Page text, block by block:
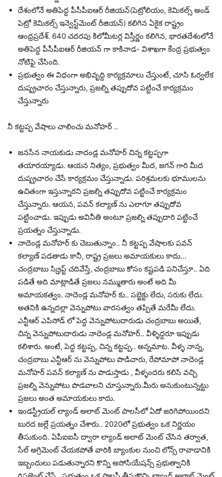
దేశంలోనే అతిపెద్ద పీసీపీఐఆర్ రీజియన్(పెట్రోలియం, కెమికల్స్ అండ్
పెట్రో కెమికల్స్ ఇన్వెస్ట్‌మెంట్ రీజియన్) కలిగిన ఏకైక రాష్ట్రం
ఆంధ్రప్రదేశ్. 640 చదరపు కిలోమీటర్ల విస్తీర్ణం కలిగిన, భారతదేశంలోనే
అతిపెద్ద పీసీపీఐఆర్ రీజియన్ గా కాకినాడ- విశాఖగా కేంద్ర ప్రభుత్వం
నోటిఫై చేసింది.
ప్రభుత్వం ఈ విధంగా అభివృద్ది కార్యక్రమాలు చేస్తుంటే, చూసి ఓర్వలేక
దుష్ప్రచారం చేస్తున్నారు, ప్రజల్ని తప్పుదోవ పట్టించే కార్యక్రమం
చేస్తున్నారు
నీ కట్టప్ప వేషాలు చాలించు మనోహర్ ..
జనసేన నాయకుడు నాదండ్ల మనోహర్ చిన్న కట్టప్పగా
తయారయ్యాడు. ఆయన నిత్యం, ప్రభుత్వం మీద, జగన్ గారి మీద
దుష్ప్రచారం చేసే కార్యక్రమం చేస్తున్నాడు. పరిశ్రమలకు భూములను
ఉచితంగా ఇస్తున్నారని ప్రజల్ని తప్పుదోవ పట్టించే కార్యక్రమం
చేస్తున్నారు. ఆయన, పవన్ కల్యాణ్ ను ఎలాగూ తప్పుదోవ
పట్టించాడు. ఇప్పుడు అవినీతి అంటూ ప్రజల్ని తప్పుదారి పట్టించే
ప్రయత్నం చేస్తున్నాడు.
నాదెండ్ల మనోహర్ కు చెబుతున్నాం.. నీ కట్టప్ప వేషాలకు పవన్
కల్యాణ్ పడతాడు కానీ, రాష్ట్ర ప్రజలు అమాయకులు కాదు…
చంద్రబాబు స్క్రిప్ట్ చదివేస్తే, చంద్రబాబు కోసం కష్టపడి పనిచేస్తూ.. ఏది
పడితే అది మాట్లాడితే ప్రజలు నమ్ముతారు అంటే అది మీ
అమాయకత్వం. నాదెండ్ల మనోహర్ కు.. సబ్జెక్టు లేదు, సరుకు లేదు.
అతనికి ఉన్నదల్లా వెన్నుపోటు వారసత్వం తప్పితే మరేమీ లేదు.
ఎన్టీఆర్ ఎపిసోడ్ లో పెద్ద వెన్నుపోటుదారుడు చంద్రబాబు అయితే,
చిన్న వెన్నుపోటుదారుడు నాదెండ్ల మనోహర్.. వీళ్ళిద్దరూ ఇప్పుడు
కలిశారు. అంటే, పెద్ద కట్టప్ప, చిన్న కట్టప్ప.. అన్నమాట. వీళ్ళ నాన్న,
చంద్రబాబు ఎన్టీఆర్ ను వెన్నుపోటు పొడిచారు, రేపోమాపో నాదెండ్ల
మనోహర్ పవన్ కల్యాణ్ ను పొడుస్తాడు , వీళ్ళందరు కలిసి వచ్చి
ప్రజల్ని వెన్నుపోటు పొడవాలని చూస్తున్నారు.మీరు అనుకుంటున్నట్టు
ప్రజలు అంత అమాయకులు కాదు.
ఇండస్ట్రీయల్ ల్యాండ్ అలాట్ మెంట్ పాలసీలో ఏదో జరిగిపోయిందని
బురద జల్లే ప్రయత్నం చేశారు.. 2020లో ప్రభుత్వం ఒక నిర్ణయం
తీసుకుంది. ఏపీఐఐసీ ద్వారా ల్యాండ్ అలాట్ మెంట్ చేసిన తర్వాత,
సేల్ అగ్రిమెంట్ చేయకపోతే వారికి బ్యాంకుల నుంచి లోన్స్ రావాడానికి
ఇబ్బందులు పడుతున్నారని కొన్ని అసోసియేషన్స్ ప్రభుత్వానికి